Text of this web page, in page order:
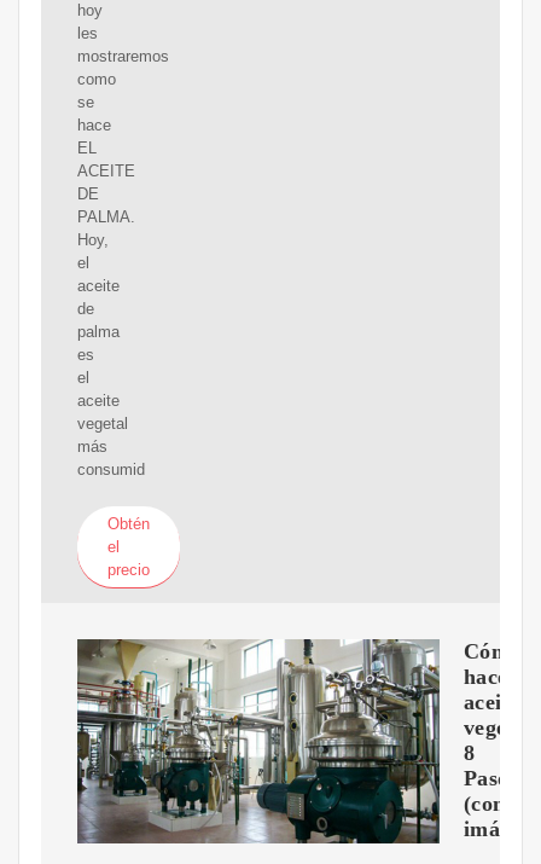
hoy
les
mostraremos
como
se
hace
EL
ACEITE
DE
PALMA.
Hoy,
el
aceite
de
palma
es
el
aceite
vegetal
más
consumid
Obtén
el
precio
Cómo
hacer
aceite
vegetal:
8
Pasos
(con